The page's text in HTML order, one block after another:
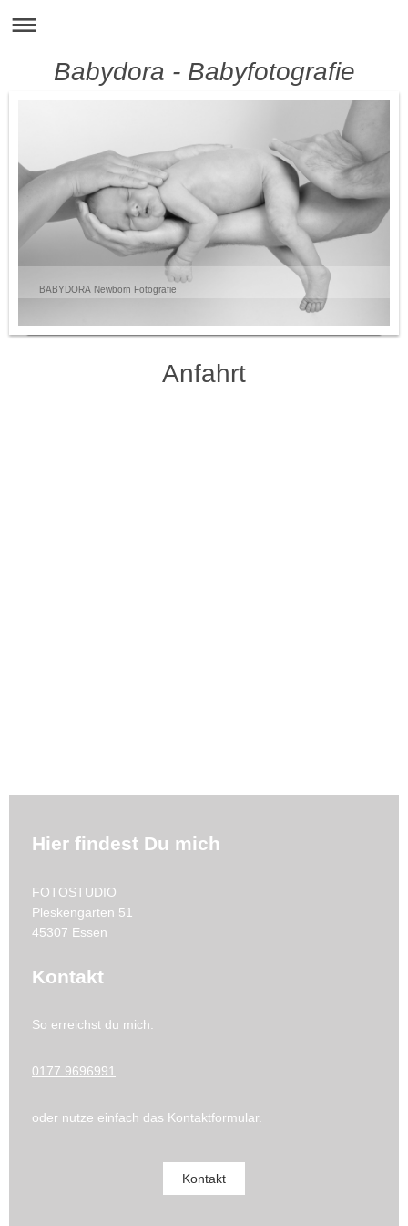
Babydora - Babyfotografie
BABYDORA Newborn Fotografie
Anfahrt
Hier findest Du mich
FOTOSTUDIO
Pleskengarten 51
45307 Essen
Kontakt
So erreichst du mich:
0177 9696991
oder nutze einfach das Kontaktformular.
Kontakt